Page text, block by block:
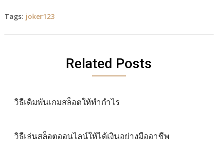
Tags: joker123
Related Posts
วิธีเดิมพันเกมสล็อตให้ทำกำไร
วิธีเล่นสล็อตออนไลน์ให้ได้เงินอย่างมืออาชีพ